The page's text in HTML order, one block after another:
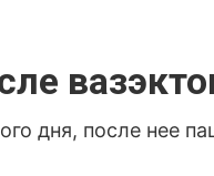
дня, после нее